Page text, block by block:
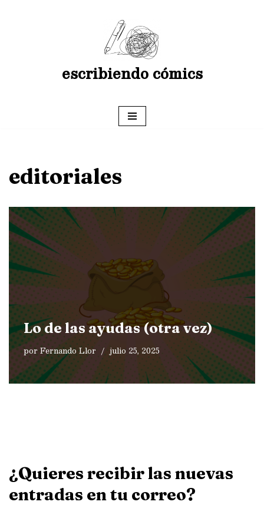
escribiendo cómics
editoriales
Lo de las ayudas (otra vez)
porFernando Llor julio 25, 2025
¿Quieres recibir las nuevas
entradas en tu correo?